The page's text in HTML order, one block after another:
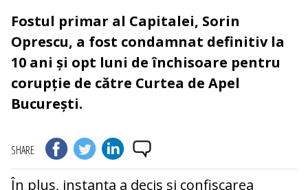
Fostul primar al Capitalei, Sorin
Oprescu, a fost condamnat definitiv la
10 ani și opt luni de închisoare pentru
corupție de către Curtea de Apel
București.
SHARE
În plus, instanța a decis și confiscarea